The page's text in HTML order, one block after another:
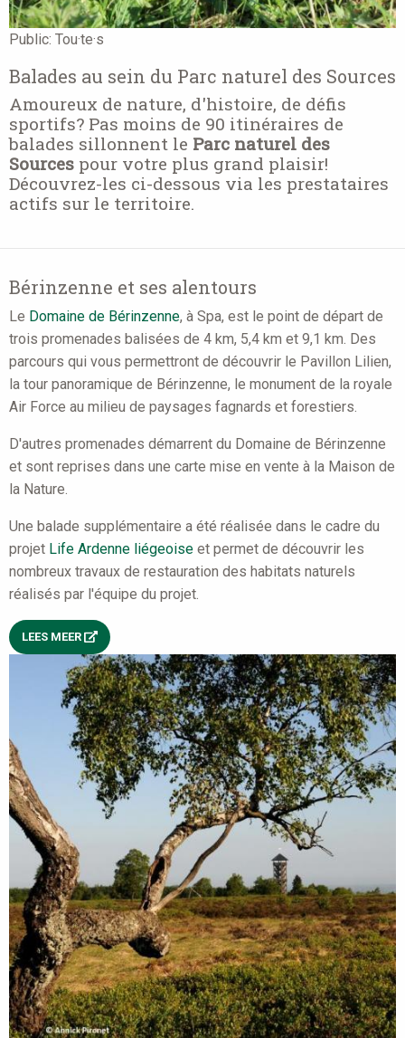
Public: Tou·te·s
Balades au sein du Parc naturel des Sources
Amoureux de nature, d'histoire, de défis
sportifs? Pas moins de 90 itinéraires de
balades sillonnent le Parc naturel des
Sources pour votre plus grand plaisir!
Découvrez-les ci-dessous via les prestataires
actifs sur le territoire.
Bérinzenne et ses alentours
Le Domaine de Bérinzenne, à Spa, est le point de départ de
trois promenades balisées de 4 km, 5,4 km et 9,1 km. Des
parcours qui vous permettront de découvrir le Pavillon Lilien,
la tour panoramique de Bérinzenne, le monument de la royale
Air Force au milieu de paysages fagnards et forestiers.
D'autres promenades démarrent du Domaine de Bérinzenne
et sont reprises dans une carte mise en vente à la Maison de
la Nature.
Une balade supplémentaire a été réalisée dans le cadre du
projet Life Ardenne liégeoise et permet de découvrir les
nombreux travaux de restauration des habitats naturels
réalisés par l'équipe du projet.
LEES MEER